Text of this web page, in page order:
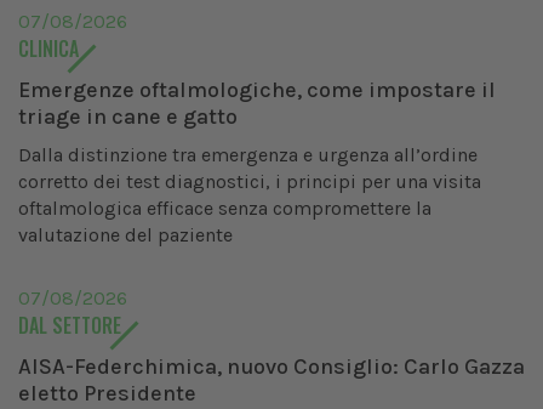
07/08/2026
CLINICA
Emergenze oftalmologiche, come impostare il
triage in cane e gatto
Dalla distinzione tra emergenza e urgenza all’ordine
corretto dei test diagnostici, i principi per una visita
oftalmologica efficace senza compromettere la
valutazione del paziente
07/08/2026
DAL SETTORE
AISA-Federchimica, nuovo Consiglio: Carlo Gazza
eletto Presidente